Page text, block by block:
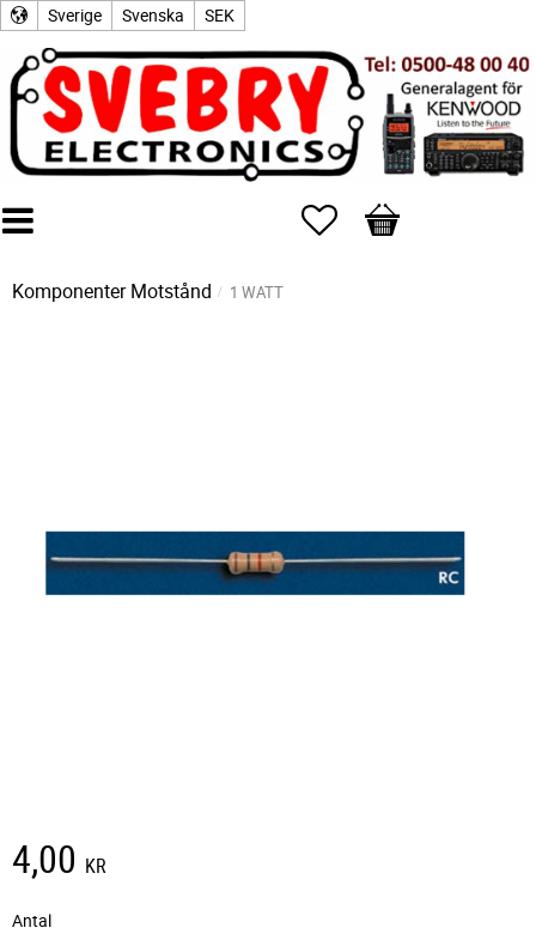
Sverige Svenska SEK
Favoriter
Kundvagn
Komponenter Motstånd 1 WATT
4,00 KR
Antal